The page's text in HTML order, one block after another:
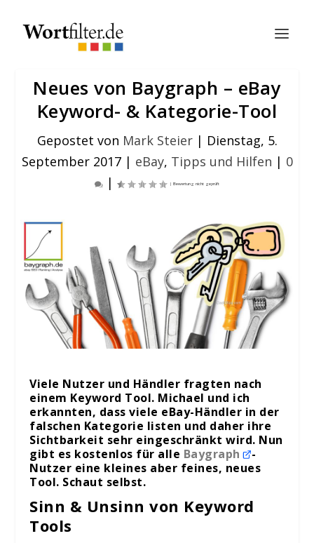
Neues von Baygraph – eBay
Keyword- & Kategorie-Tool
Gepostet von Mark Steier| Dienstag, 5.
September 2017| eBay, Tipps und Hilfen | 0
|
Viele Nutzer und Händler fragten nach
einem Keyword Tool. Michael und ich
erkannten, dass viele eBay-Händler in der
falschen Kategorie listen und daher ihre
Sichtbarkeit sehr eingeschränkt wird. Nun
gibt es kostenlos für alle Baygraph -
Nutzer eine kleines aber feines, neues
Tool. Schaut selbst.
Sinn & Unsinn von Keyword
Tools